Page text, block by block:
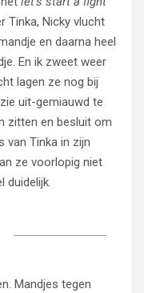
Tinka, Nicky vlucht
en daarna heel
En ik zweet weer
lagen ze nog bij
uit-gemiauwd te
zitten en besluit om
van Tinka in zijn
ze voorlopig niet
duidelijk.
Mandjes tegen